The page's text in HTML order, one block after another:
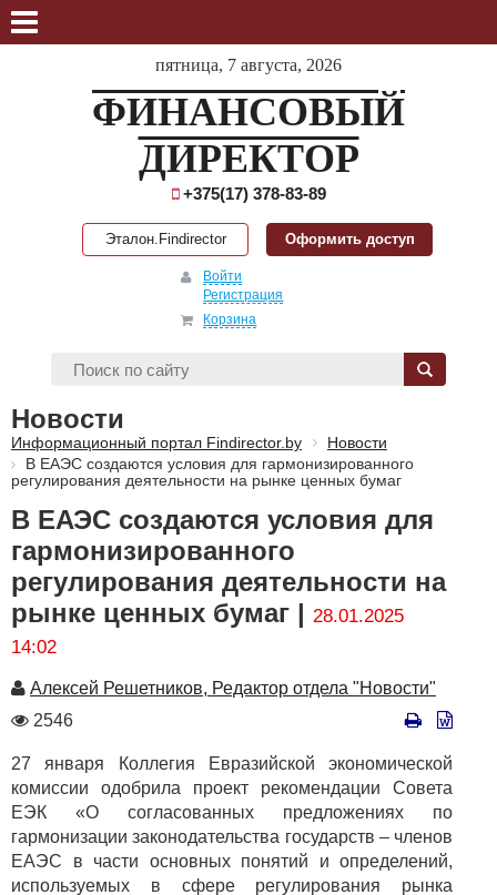
пятница, 7 августа, 2026
ФИНАНСОВЫЙ
ДИРЕКТОР
+375(17) 378-83-89
Эталон.Findirector Оформить доступ
Войти
Регистрация
Корзина
Новости
Информационный портал Findirector.by
Новости
В ЕАЭС создаются условия для гармонизированного
регулирования деятельности на рынке ценных бумаг
В ЕАЭС создаются условия для
гармонизированного
регулирования деятельности на
рынке ценных бумаг | 28.01.2025
14:02
Автор
Алексей Решетников, Редактор отдела "Новости"
Количество
2546
27 января Коллегия Евразийской экономической
комиссии одобрила проект рекомендации Совета
ЕЭК «О согласованных предложениях по
гармонизации законодательства государств – членов
ЕАЭС в части основных понятий и определений,
используемых в сфере регулирования рынка